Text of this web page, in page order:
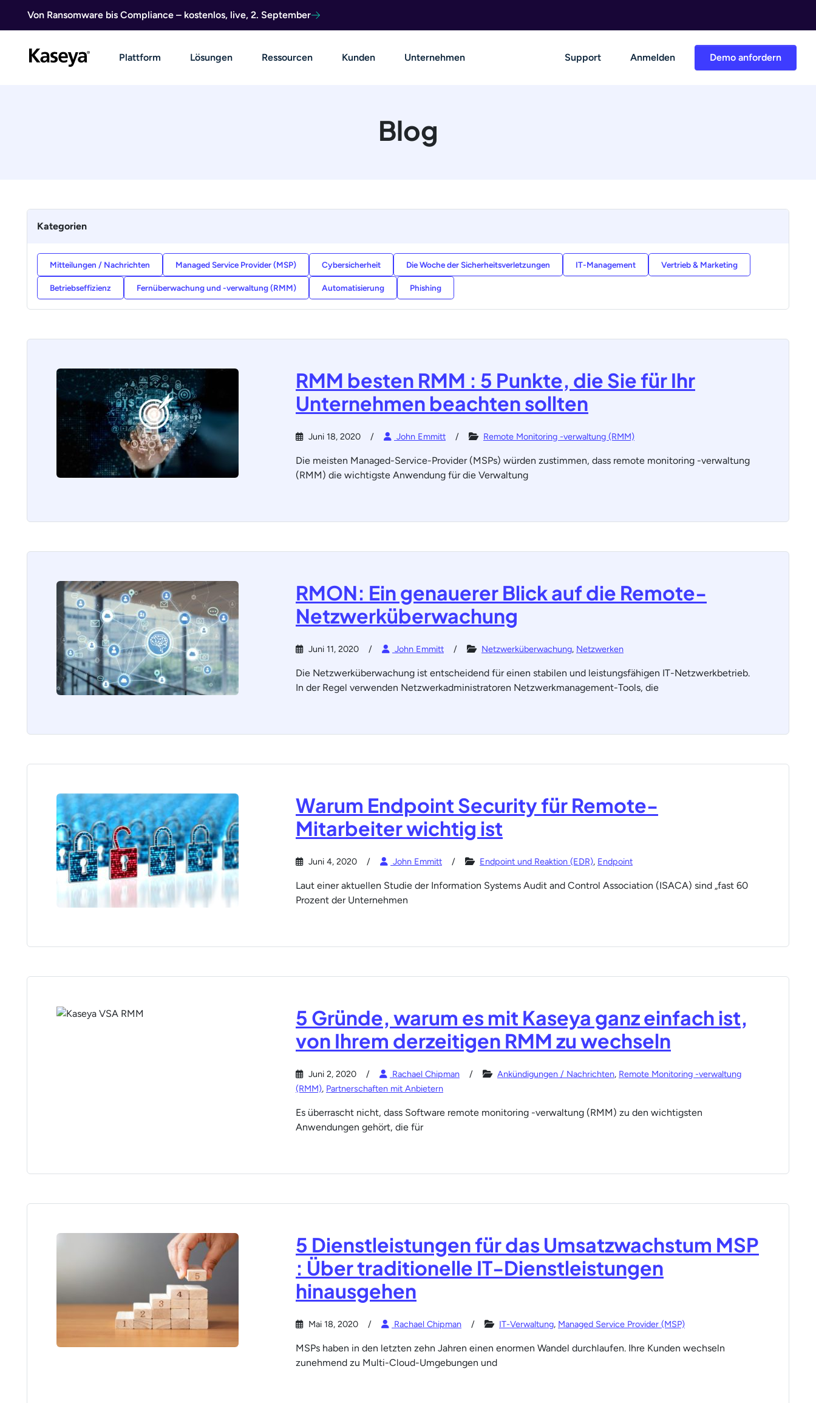
Von Ransomware bis Compliance – kostenlos, live, 2. September
Demo anfordern
Plattform Lösungen Ressourcen Kunden Unternehmen Support Anmelden
Blog
Kategorien
Mitteilungen / Nachrichten Managed Service Provider (MSP) Cybersicherheit Die Woche der Sicherheitsverletzungen IT-Management Vertrieb & Marketing
Betriebseffizienz Fernüberwachung und -verwaltung (RMM) Automatisierung Phishing
RMM besten RMM : 5 Punkte, die Sie für Ihr
Unternehmen beachten sollten
Juni 18, 2020 John Emmitt Remote Monitoring -verwaltung (RMM)
Die meisten Managed-Service-Provider (MSPs) würden zustimmen, dass remote monitoring -verwaltung
(RMM) die wichtigste Anwendung für die Verwaltung
RMON: Ein genauerer Blick auf die Remote-
Netzwerküberwachung
Juni 11, 2020 John Emmitt Netzwerküberwachung, Netzwerken
Die Netzwerküberwachung ist entscheidend für einen stabilen und leistungsfähigen IT-Netzwerkbetrieb.
In der Regel verwenden Netzwerkadministratoren Netzwerkmanagement-Tools, die
Warum Endpoint Security für Remote-
Mitarbeiter wichtig ist
Juni 4, 2020 John Emmitt Endpoint und Reaktion (EDR), Endpoint
Laut einer aktuellen Studie der Information Systems Audit and Control Association (ISACA) sind „fast 60
Prozent der Unternehmen
5 Gründe, warum es mit Kaseya ganz einfach ist,
von Ihrem derzeitigen RMM zu wechseln
Juni 2, 2020 Rachael Chipman Ankündigungen / Nachrichten, Remote Monitoring -verwaltung
(RMM), Partnerschaften mit Anbietern
Es überrascht nicht, dass Software remote monitoring -verwaltung (RMM) zu den wichtigsten
Anwendungen gehört, die für
5 Dienstleistungen für das Umsatzwachstum MSP
: Über traditionelle IT-Dienstleistungen
hinausgehen
Mai 18, 2020 Rachael Chipman IT-Verwaltung, Managed Service Provider (MSP)
MSPs haben in den letzten zehn Jahren einen enormen Wandel durchlaufen. Ihre Kunden wechseln
zunehmend zu Multi-Cloud-Umgebungen und